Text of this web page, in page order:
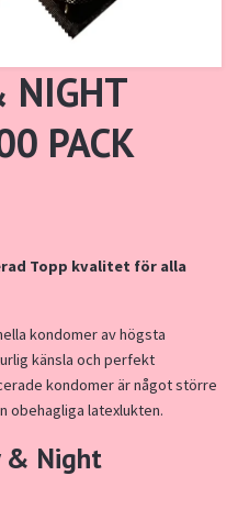
NIGHT
PACK
Topp kvalitet för alla
kondomer av högsta
känsla och perfekt
kondomer är något större
obehagliga latexlukten.
& Night